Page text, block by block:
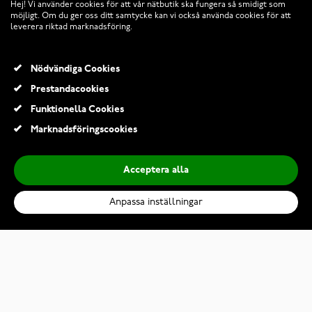
© 2026 Klockmagasinet.com
Hej! Vi använder cookies för att vår nätbutik ska fungera så smidigt som
möjligt. Om du ger oss ditt samtycke kan vi också använda cookies för att
leverera riktad marknadsföring.
Nödvändiga Cookies
Prestandacookies
Funktionella Cookies
Marknadsföringscookies
Acceptera alla
Anpassa inställningar